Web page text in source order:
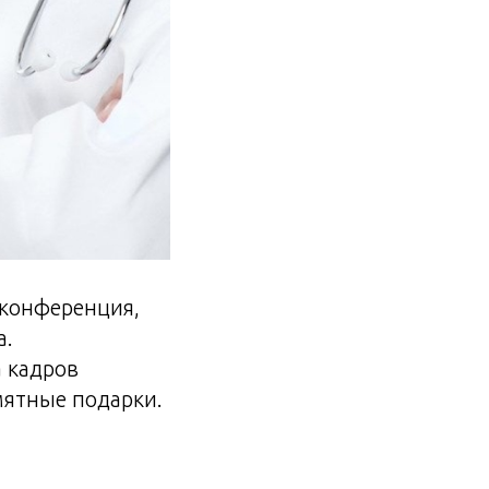
подарки.